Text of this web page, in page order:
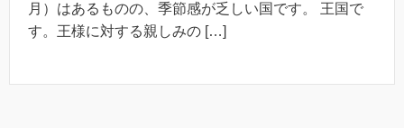
月）はあるものの、季節感が乏しい国です。 王国で
す。王様に対する親しみの […]